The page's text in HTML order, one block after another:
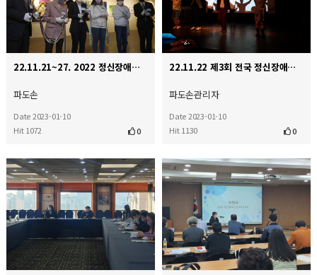
22.11.21~27. 2022 정신장애인 그림을 읽다 전시회
파도손
Date 2023-01-10
Hit 1072
0
22.11.22 제3회 전국 정신장애인 당사자 대회
파도손관리자
Date 2023-01-10
Hit 1130
0